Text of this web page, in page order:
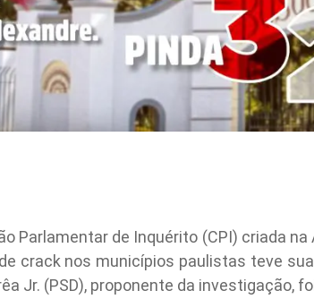
Parlamentar de Inquérito (CPI) criada
crack nos municípios paulistas teve
Jr. (PSD), proponente da investigação,